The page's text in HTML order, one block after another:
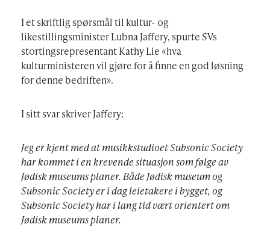
I et skriftlig spørsmål til kultur- og
likestillingsminister Lubna Jaffery, spurte SVs
stortingsrepresentant Kathy Lie «hva
kulturministeren vil gjøre for å finne en god løsning
for denne bedriften».
I sitt svar skriver Jaffery:
Jeg er kjent med at musikkstudioet Subsonic Society
har kommet i en krevende situasjon som følge av
Jødisk museums planer. Både Jødisk museum og
Subsonic Society er i dag leietakere i bygget, og
Subsonic Society har i lang tid vært orientert om
Jødisk museums planer.